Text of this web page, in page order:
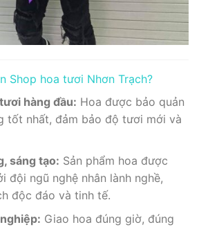
Shop hoa tươi Nhơn Trạch?
hàng đầu: Hoa được bảo quản
tốt nhất, đảm bảo độ tươi mới và
sáng tạo: Sản phẩm hoa được
đội ngũ nghệ nhân lành nghề,
độc đáo và tinh tế.
Giao hoa đúng giờ, đúng